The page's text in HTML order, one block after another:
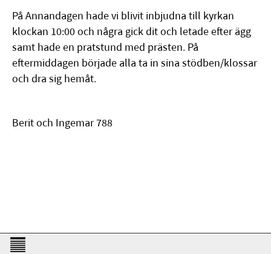
På Annandagen hade vi blivit inbjudna till kyrkan
klockan 10:00 och några gick dit och letade efter ägg
samt hade en pratstund med prästen. På
eftermiddagen började alla ta in sina stödben/klossar
och dra sig hemåt.
Berit och Ingemar 788